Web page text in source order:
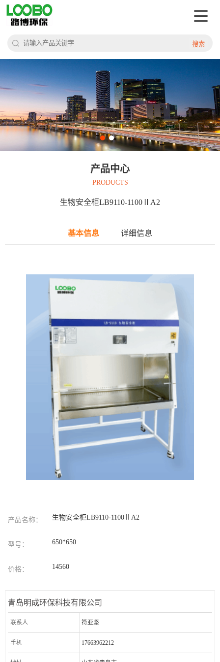
搜索
产品中心
PRODUCTS
生物安全柜LB9110-1100ⅡA2
基本信息 详细信息
产品名称： 生物安全柜LB9110-1100ⅡA2
型号： 650*650
价格： 14560
青岛明成环保科技有限公司
联系人 符亚坚
手机 17663962212